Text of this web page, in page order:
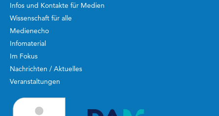
Infos und Kontakte für Medien
Wissenschaft für alle
Medienecho
Infomaterial
Im Fokus
Nachrichten / Aktuelles
Veranstaltungen